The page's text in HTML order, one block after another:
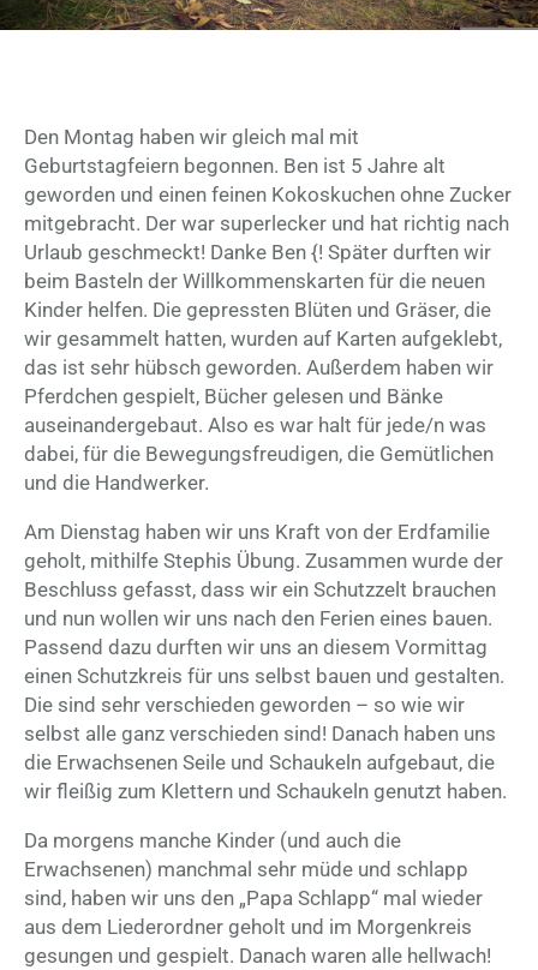
Den Montag haben wir gleich mal mit
Geburtstagfeiern begonnen. Ben ist 5 Jahre alt
geworden und einen feinen Kokoskuchen ohne Zucker
mitgebracht. Der war superlecker und hat richtig nach
Urlaub geschmeckt! Danke Ben {! Später durften wir
beim Basteln der Willkommenskarten für die neuen
Kinder helfen. Die gepressten Blüten und Gräser, die
wir gesammelt hatten, wurden auf Karten aufgeklebt,
das ist sehr hübsch geworden. Außerdem haben wir
Pferdchen gespielt, Bücher gelesen und Bänke
auseinandergebaut. Also es war halt für jede/n was
dabei, für die Bewegungsfreudigen, die Gemütlichen
und die Handwerker.
Am Dienstag haben wir uns Kraft von der Erdfamilie
geholt, mithilfe Stephis Übung. Zusammen wurde der
Beschluss gefasst, dass wir ein Schutzzelt brauchen
und nun wollen wir uns nach den Ferien eines bauen.
Passend dazu durften wir uns an diesem Vormittag
einen Schutzkreis für uns selbst bauen und gestalten.
Die sind sehr verschieden geworden – so wie wir
selbst alle ganz verschieden sind! Danach haben uns
die Erwachsenen Seile und Schaukeln aufgebaut, die
wir fleißig zum Klettern und Schaukeln genutzt haben.
Da morgens manche Kinder (und auch die
Erwachsenen) manchmal sehr müde und schlapp
sind, haben wir uns den „Papa Schlapp“ mal wieder
aus dem Liederordner geholt und im Morgenkreis
gesungen und gespielt. Danach waren alle hellwach!